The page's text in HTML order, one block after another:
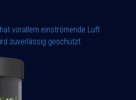
vorallem einströmende Luft
zuverlässig geschützt.